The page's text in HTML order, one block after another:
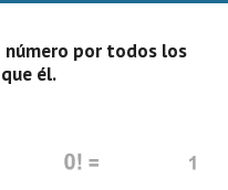
número por todos los
él.